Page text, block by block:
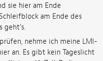
sie hier am Ende
am Ende des
geht's.
nehme ich meine LMI-
an. Es gibt kein Tageslicht